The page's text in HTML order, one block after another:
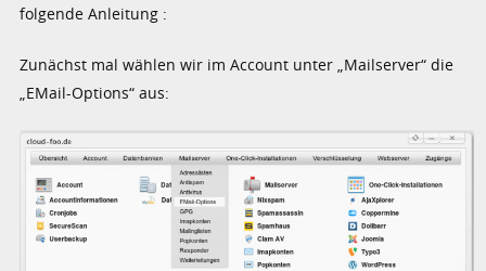
folgende Anleitung :
Zunächst mal wählen wir im Account unter „Mailserver“ die
„EMail-Options“ aus: